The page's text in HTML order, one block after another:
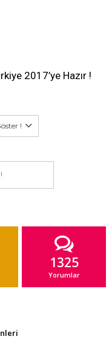
2017’ye Hazır !
!
1325
Yorumlar